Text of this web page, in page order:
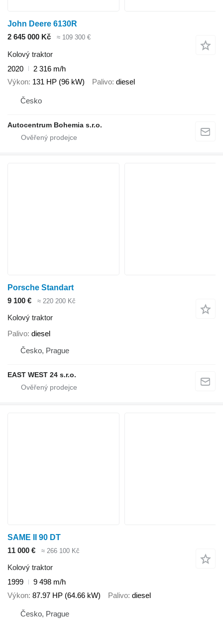
John Deere 6130R
2 645 000 Kč
≈ 109 300 €
Kolový traktor
2020
2 316 m/h
Výkon 131 HP (96 kW) Palivo diesel
Česko
Autocentrum Bohemia s.r.o.
Porsche Standart
9 100 €
≈ 220 200 Kč
Kolový traktor
Palivo diesel
Česko, Prague
EAST WEST 24 s.r.o.
SAME II 90 DT
11 000 €
≈ 266 100 Kč
Kolový traktor
1999
9 498 m/h
Výkon 87.97 HP (64.66 kW) Palivo diesel
Česko, Prague